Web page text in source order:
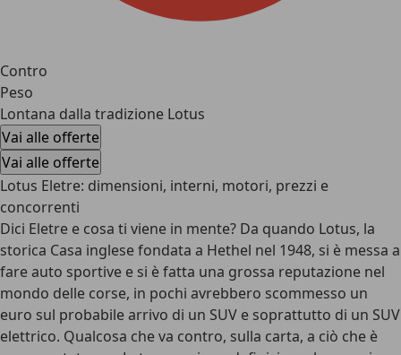
Contro
Peso
Lontana dalla tradizione Lotus
Vai alle offerte
Vai alle offerte
Lotus Eletre: dimensioni, interni, motori, prezzi e
concorrenti
Dici Eletre e cosa ti viene in mente? Da quando Lotus, la
storica Casa inglese fondata a Hethel nel 1948, si è messa a
fare auto sportive e si è fatta una grossa reputazione nel
mondo delle corse, in pochi avrebbero scommesso un
euro sul probabile arrivo di un SUV e soprattutto di un SUV
elettrico. Qualcosa che va contro, sulla carta, a ciò che è